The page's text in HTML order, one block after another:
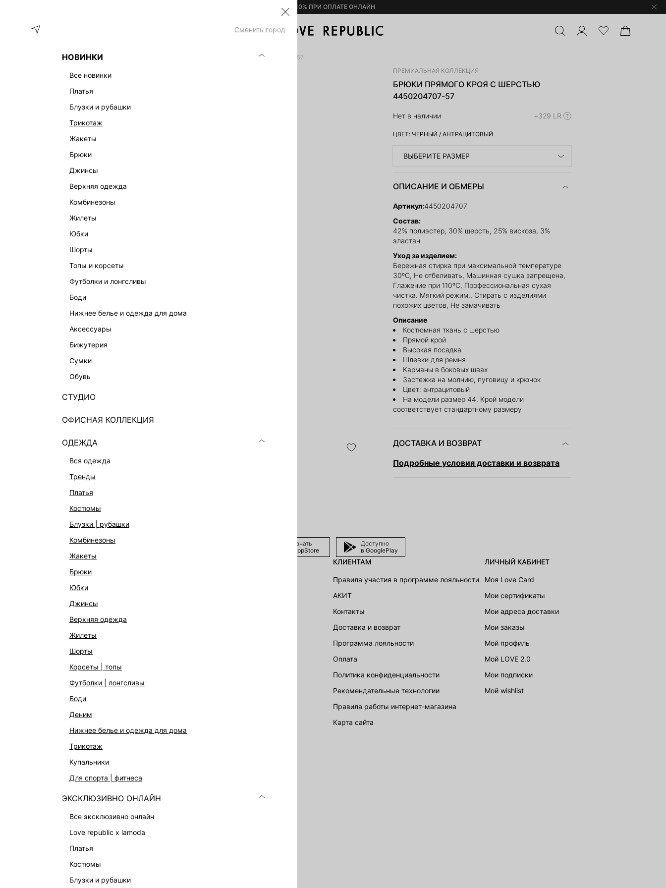
– 10% ПРИ ОПЛАТЕ ОНЛАЙН
Сменить город
НОВИНКИ
все новинки
платья
блузки и рубашки
трикотаж
жакеты
брюки
джинсы
верхняя одежда
комбинезоны
жилеты
юбки
шорты
топы и корсеты
футболки и лонгсливы
боди
нижнее белье и одежда для дома
аксессуары
бижутерия
сумки
обувь
СТУДИО
ОФИСНАЯ КОЛЛЕКЦИЯ
ОДЕЖДА
вся одежда
тренды
платья
костюмы
блузки | рубашки
комбинезоны
жакеты
брюки
юбки
джинсы
верхняя одежда
жилеты
шорты
корсеты | топы
футболки | лонгсливы
боди
деним
нижнее белье и одежда для дома
трикотаж
купальники
для спорта | фитнеса
ЭКСКЛЮЗИВНО ОНЛАЙН
все эксклюзивно онлайн
love republic x lamoda
платья
костюмы
блузки и рубашки
ОДЕЖДА
БРЮКИ ПРЯМОГО КРОЯ С ШЕРСТЬЮ 4450204707-57
ПРЕМИАЛЬНАЯ КОЛЛЕКЦИЯ
БРЮКИ ПРЯМОГО КРОЯ С ШЕРСТЬЮ
4450204707-57
Нет в наличии +329 LR
ЦВЕТ: ЧЕРНЫЙ /АНТРАЦИТОВЫЙ
ВЫБЕРИТЕ РАЗМЕР
ОПИСАНИЕ И ОБМЕРЫ
Артикул:4450204707
Состав:
42% полиэстер, 30% шерсть, 25% вискоза, 3%
эластан
Уход за изделием:
Бережная стирка при максимальной температуре
30ºС, Не отбеливать, Машинная сушка запрещена,
Глажение при 110ºС, Профессиональная сухая
чистка. Мягкий режим., Стирать с изделиями
похожих цветов, Не замачивать
Описание
Костюмная ткань с шерстью
Прямой крой
Высокая посадка
Шлевки для ремня
Карманы в боковых швах
Застежка на молнию, пуговицу и крючок
Цвет: антрацитовый
На модели размер 44. Крой модели
соответствует стандартному размеру
ДОСТАВКА И ВОЗВРАТ
Подробные условия доставки и возврата
Скачать
в AppStore
Доступно
в GooglePlay
КАПСУЛЬНЫЙ ГАРДЕРОБ
В ОТТЕНКАХ СЕРОГО
LOVE REPUBLIC MAISON
ДАЙДЖЕСТ
КЛИЕНТАМ
Правила участия в программе лояльности
АКИТ
Контакты
Доставка и возврат
Программа лояльности
Оплата
Политика конфиденциальности
Рекомендательные технологии
Правила работы интернет-магазина
карта сайта
ЛИЧНЫЙ КАБИНЕТ
Моя Love Card
Мои сертификаты
Мои адреса доставки
Мои заказы
Мой профиль
Мой LOVE 2.0
Мои подписки
Мой wishlist